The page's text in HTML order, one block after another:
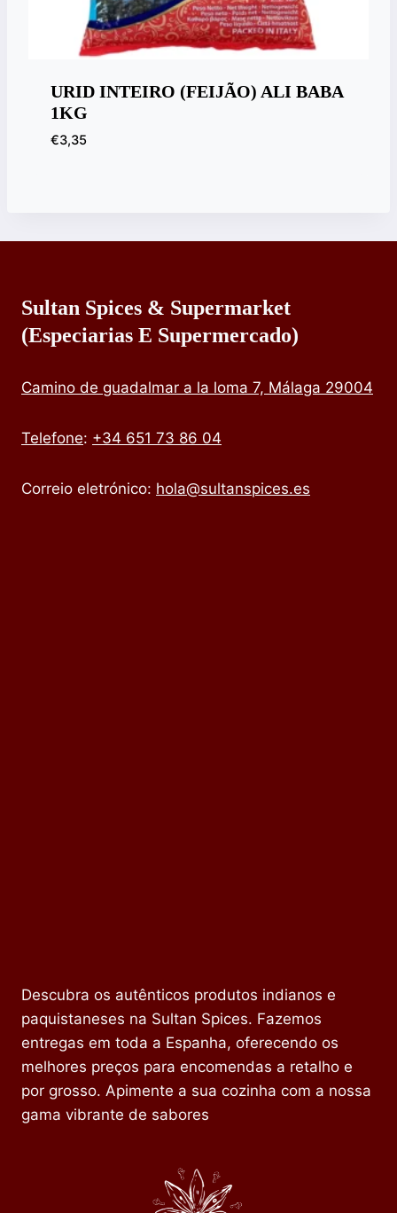
URID INTEIRO (FEIJÃO) ALI BABA
1KG
€3,35
Sultan Spices & Supermarket
(especiarias E Supermercado)
Camino de guadalmar a la loma 7, Málaga 29004
Telefone: +34 651 73 86 04
Correio eletrónico: hola@sultanspices.es
Descubra os autênticos produtos indianos e
paquistaneses na Sultan Spices. Fazemos
entregas em toda a Espanha, oferecendo os
melhores preços para encomendas a retalho e
por grosso. Apimente a sua cozinha com a nossa
gama vibrante de sabores